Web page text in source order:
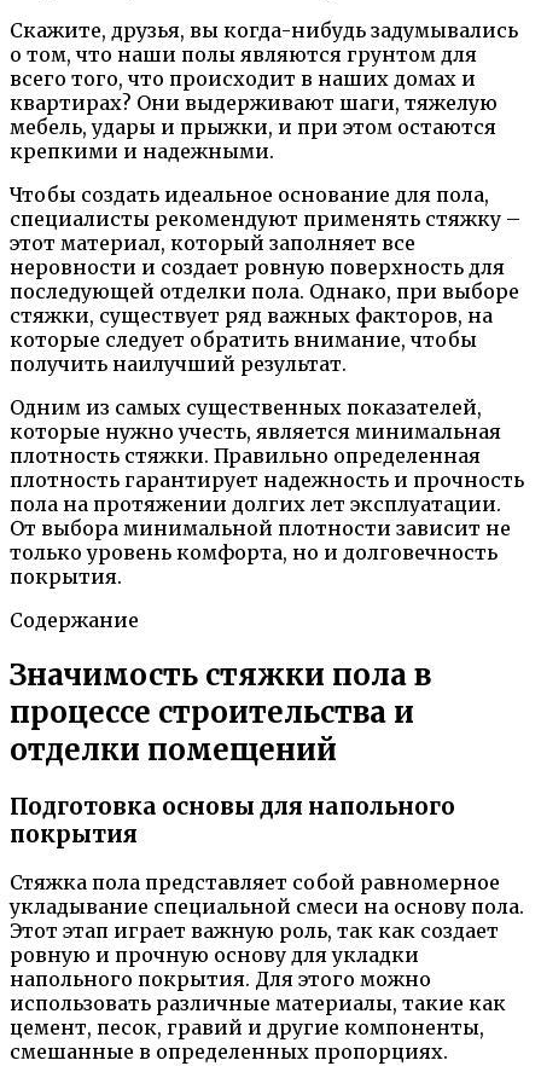
Скажите, друзья, вы когда-нибудь задумывались
о том, что наши полы являются грунтом для
всего того, что происходит в наших домах и
квартирах? Они выдерживают шаги, тяжелую
мебель, удары и прыжки, и при этом остаются
крепкими и надежными.
Чтобы создать идеальное основание для пола,
специалисты рекомендуют применять стяжку –
этот материал, который заполняет все
неровности и создает ровную поверхность для
последующей отделки пола. Однако, при выборе
стяжки, существует ряд важных факторов, на
которые следует обратить внимание, чтобы
получить наилучший результат.
Одним из самых существенных показателей,
которые нужно учесть, является минимальная
плотность стяжки. Правильно определенная
плотность гарантирует надежность и прочность
пола на протяжении долгих лет эксплуатации.
От выбора минимальной плотности зависит не
только уровень комфорта, но и долговечность
покрытия.
Содержание
Значимость стяжки пола в
процессе строительства и
отделки помещений
Подготовка основы для напольного
покрытия
Стяжка пола представляет собой равномерное
укладывание специальной смеси на основу пола.
Этот этап играет важную роль, так как создает
ровную и прочную основу для укладки
напольного покрытия. Для этого можно
использовать различные материалы, такие как
цемент, песок, гравий и другие компоненты,
смешанные в определенных пропорциях.